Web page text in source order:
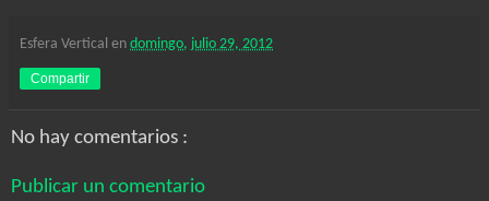
Esfera Vertical en domingo, julio 29, 2012
Compartir
No hay comentarios :
Publicar un comentario